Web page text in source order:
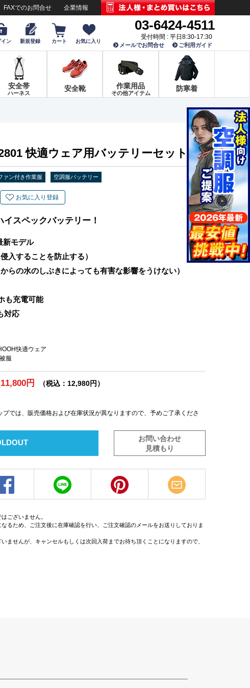
FAXでのお問合せ 企業情報
イン 新規登録 カート お気に入り
03-6424-4511
受付時間 : 平日8:30-17:30
メールでお問合せ ご利用ガイド
安全帯
ハーネス
安全靴 作業用品
その他アイテム
防寒着
快適ウェア用バッテリーセット
ァン付き作業服 空調服バッテリー
お気に入り登録
スペックバッテリー！
新モデル
入することを防止する）
らの水のしぶきによっても有害な影響をうけない）
も充電可能
対応
快適ウェア
服
円 （税込：12,980円）
では、販売価格および在庫状況が異なりますので、予めご了承くださ
お問い合わせ
見積もり
ございません。
るため、ご注文後に在庫確認を行い、ご注文確認のメールをお送りしておりま
ませんが、キャンセルもしくは次回入荷までお待ち頂くことになりますので、